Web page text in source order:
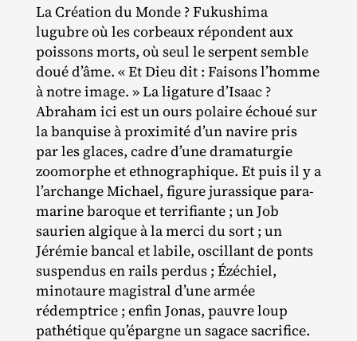
La Création du Monde ? Fukushima
lugubre où les corbeaux répondent aux
poissons morts, où seul le serpent semble
doué d’âme. « Et Dieu dit : Faisons l’homme
à notre image. » La ligature d’Isaac ?
Abraham ici est un ours polaire échoué sur
la banquise à proximité d’un navire pris
par les glaces, cadre d’une dramaturgie
zoomorphe et ethnographique. Et puis il y a
l’archange Michael, figure jurassique para‐​
marine baroque et terrifiante ; un Job
saurien algique à la merci du sort ; un
Jérémie bancal et labile, oscillant de ponts
suspendus en rails perdus ; Ézéchiel,
minotaure magistral d’une armée
rédemptrice ; enfin Jonas, pauvre loup
pathétique qu’épargne un sagace sacrifice.